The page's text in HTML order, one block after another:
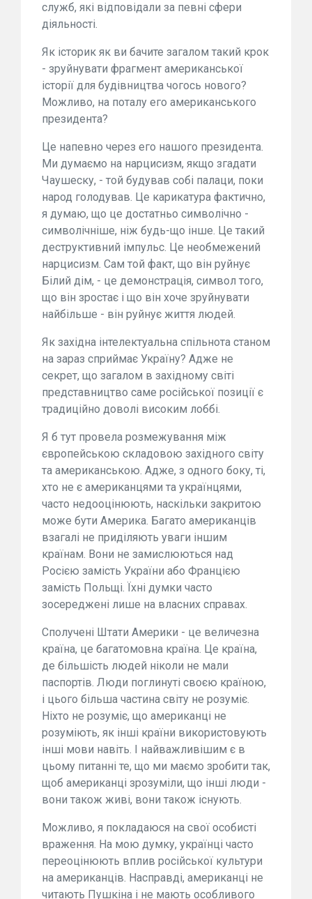
служб, які відповідали за певні сфери
діяльності.
Як історик як ви бачите загалом такий крок
- зруйнувати фрагмент американської
історії для будівництва чогось нового?
Можливо, на поталу его американського
президента?
Це напевно через его нашого президента.
Ми думаємо на нарцисизм, якщо згадати
Чаушеску, - той будував собі палаци, поки
народ голодував. Це карикатура фактично,
я думаю, що це достатньо символічно -
символічніше, ніж будь-що інше. Це такий
деструктивний імпульс. Це необмежений
нарцисизм. Сам той факт, що він руйнує
Білий дім, - це демонстрація, символ того,
що він зростає і що він хоче зруйнувати
найбільше - він руйнує життя людей.
Як західна інтелектуальна спільнота станом
на зараз сприймає Україну? Адже не
секрет, що загалом в західному світі
представництво саме російської позиції є
традиційно доволі високим лоббі.
Я б тут провела розмежування між
європейською складовою західного світу
та американською. Адже, з одного боку, ті,
хто не є американцями та українцями,
часто недооцінюють, наскільки закритою
може бути Америка. Багато американців
взагалі не приділяють уваги іншим
країнам. Вони не замислюються над
Росією замість України або Францією
замість Польщі. Їхні думки часто
зосереджені лише на власних справах.
Сполучені Штати Америки - це величезна
країна, це багатомовна країна. Це країна,
де більшість людей ніколи не мали
паспортів. Люди поглинуті своєю країною,
і цього більша частина світу не розуміє.
Ніхто не розуміє, що американці не
розуміють, як інші країни використовують
інші мови навіть. І найважливішим є в
цьому питанні те, що ми маємо зробити так,
щоб американці зрозуміли, що інші люди -
вони також живі, вони також існують.
Можливо, я покладаюся на свої особисті
враження. На мою думку, українці часто
переоцінюють вплив російської культури
на американців. Насправді, американці не
читають Пушкіна і не мають особливого